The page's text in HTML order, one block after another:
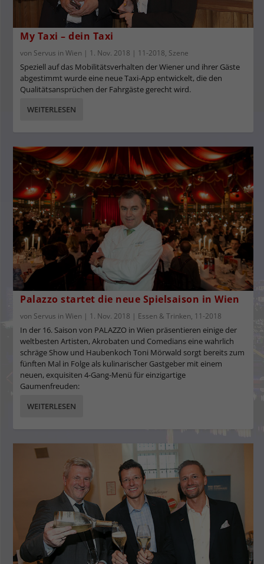
My Taxi – dein Taxi
von Servus in Wien | 1. Nov. 2018 | 11-2018, Szene
Speziell auf das Mobilitätsverhalten der Wiener und ihrer Gäste
abgestimmt wurde eine neue Taxi-App entwickelt, die den
Qualitätsansprüchen der Fahrgäste gerecht wird.
WEITERLESEN
Palazzo startet die neue Spielsaison in Wien
von Servus in Wien | 1. Nov. 2018 | Essen & Trinken, 11-2018
In der 16. Saison von PALAZZO in Wien präsentieren einige der
weltbesten Artisten, Akrobaten und Comedians eine wahrlich
schräge Show und Haubenkoch Toni Mörwald sorgt bereits zum
fünften Mal in Folge als kulinarischer Gastgeber mit einem
neuen, exquisiten 4-Gang-Menü für einzigartige
Gaumenfreuden:
WEITERLESEN